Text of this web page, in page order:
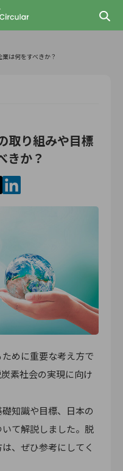
は何をすべきか？
取り組みや目標
きか？
めに重要な考え方で
素社会の実現に向け
知識や目標、日本の
て解説しました。脱
、ぜひ参考にしてく